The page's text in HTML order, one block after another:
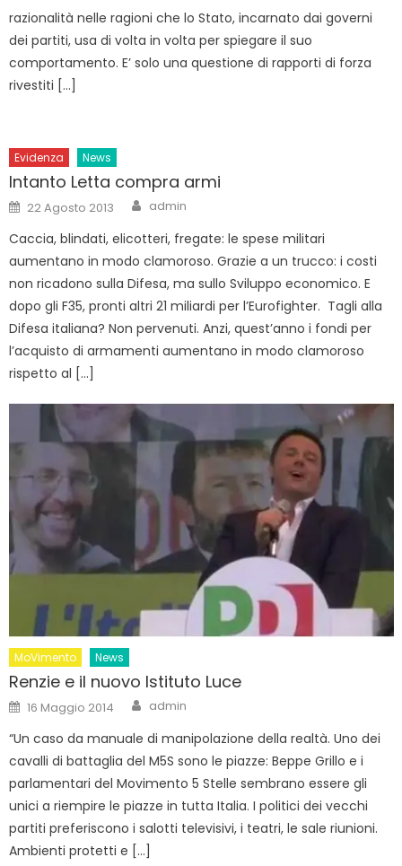
razionalità nelle ragioni che lo Stato, incarnato dai governi
dei partiti, usa di volta in volta per spiegare il suo
comportamento. E’ solo una questione di rapporti di forza
rivestiti […]
Evidenza News
Intanto Letta compra armi
Posted
on
22 Agosto 2013 Author
admin
Caccia, blindati, elicotteri, fregate: le spese militari
aumentano in modo clamoroso. Grazie a un trucco: i costi
non ricadono sulla Difesa, ma sullo Sviluppo economico. E
dopo gli F35, pronti altri 21 miliardi per l’Eurofighter. Tagli alla
Difesa italiana? Non pervenuti. Anzi, quest’anno i fondi per
l’acquisto di armamenti aumentano in modo clamoroso
rispetto al […]
MoVimento News
Renzie e il nuovo Istituto Luce
Posted
on
16 Maggio 2014 Author
admin
“Un caso da manuale di manipolazione della realtà. Uno dei
cavalli di battaglia del M5S sono le piazze: Beppe Grillo e i
parlamentari del Movimento 5 Stelle sembrano essere gli
unici a riempire le piazze in tutta Italia. I politici dei vecchi
partiti preferiscono i salotti televisivi, i teatri, le sale riunioni.
Ambienti protetti e […]